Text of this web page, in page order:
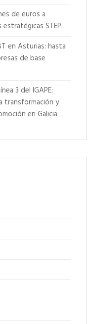
de euros a
STEP
en Asturias: hasta
de base
3 del IGAPE:
transformación y
en Galicia